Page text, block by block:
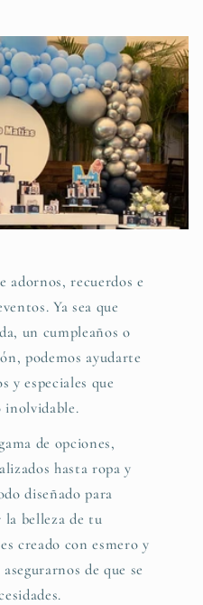
adornos, recuerdos e
Ya sea que
un cumpleaños o
podemos ayudarte
y especiales que
inolvidable.
de opciones,
hasta ropa y
diseñado para
belleza de tu
creado con esmero y
de que se